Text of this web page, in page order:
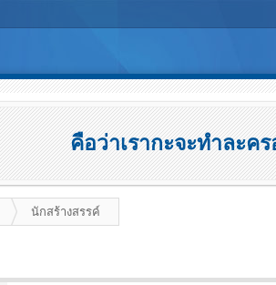
คือว่าเรากะจะทําละค
นักสร้างสรรค์